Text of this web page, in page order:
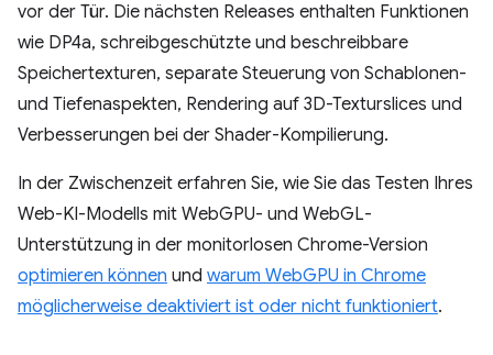
vor der Tür. Die nächsten Releases enthalten Funktionen
wie DP4a, schreibgeschützte und beschreibbare
Speichertexturen, separate Steuerung von Schablonen-
und Tiefenaspekten, Rendering auf 3D-Texturslices und
Verbesserungen bei der Shader-Kompilierung.
In der Zwischenzeit erfahren Sie, wie Sie das Testen Ihres
Web-KI-Modells mit WebGPU- und WebGL-
Unterstützung in der monitorlosen Chrome-Version
optimieren können und warum WebGPU in Chrome
möglicherweise deaktiviert ist oder nicht funktioniert.